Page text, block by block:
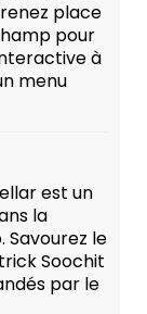
place
pour
à
menu
est un
la
Savourez le
Soochit
par le